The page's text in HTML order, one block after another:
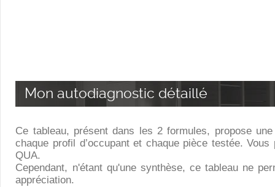
Mon autodiagnostic détaillé
Ce tableau, présent dans les 2 formules, propose
chaque profil d’occupant et chaque pièce testée.
QUA.
Cependant, n'étant qu'une synthèse, ce tableau ne
appréciation.